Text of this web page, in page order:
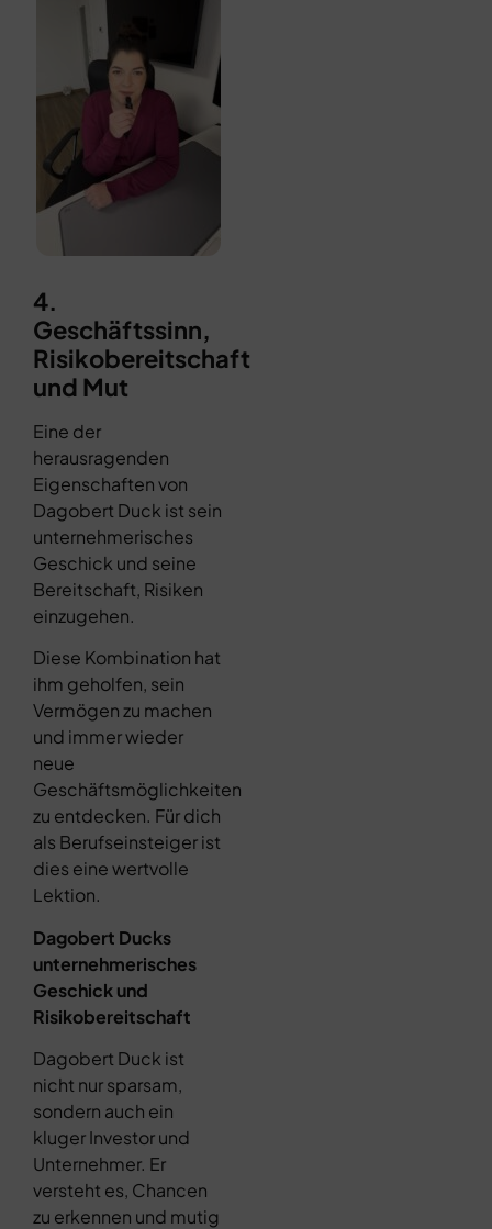
4.
Geschäftssinn,
Risikobereitschaft
und Mut
Eine der
herausragenden
Eigenschaften von
Dagobert Duck ist sein
unternehmerisches
Geschick und seine
Bereitschaft, Risiken
einzugehen.
Diese Kombination hat
ihm geholfen, sein
Vermögen zu machen
und immer wieder
neue
Geschäftsmöglichkeiten
zu entdecken. Für dich
als Berufseinsteiger ist
dies eine wertvolle
Lektion.
Dagobert Ducks
unternehmerisches
Geschick und
Risikobereitschaft
Dagobert Duck ist
nicht nur sparsam,
sondern auch ein
kluger Investor und
Unternehmer. Er
versteht es, Chancen
zu erkennen und mutig